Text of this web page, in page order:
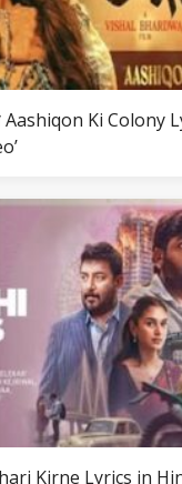
Aashiqon Ki Colony
Kirne Lyrics in